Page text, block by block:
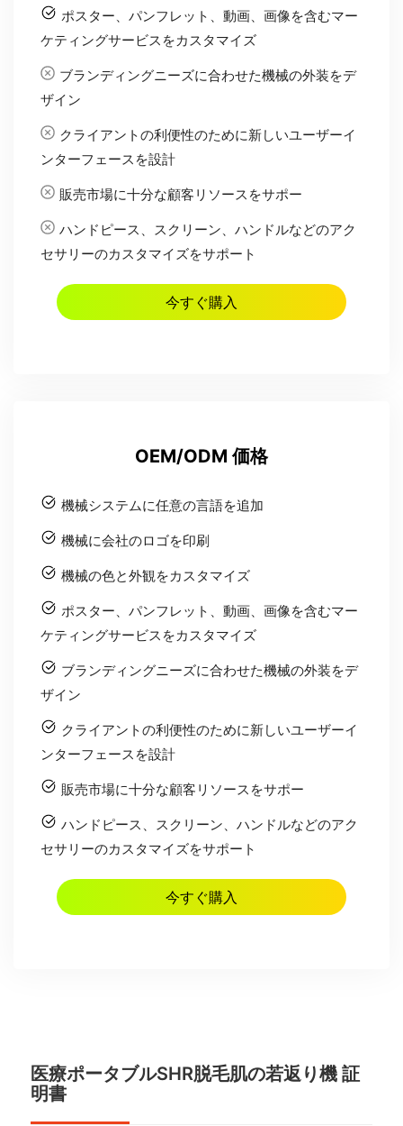
ポスター、パンフレット、動画、画像を含むマー
ケティングサービスをカスタマイズ
ブランディングニーズに合わせた機械の外装をデ
ザイン
クライアントの利便性のために新しいユーザーイ
ンターフェースを設計
販売市場に十分な顧客リソースをサポー
ハンドピース、スクリーン、ハンドルなどのアク
セサリーのカスタマイズをサポート
今すぐ購入
OEM/ODM 価格
機械システムに任意の言語を追加
機械に会社のロゴを印刷
機械の色と外観をカスタマイズ
ポスター、パンフレット、動画、画像を含むマー
ケティングサービスをカスタマイズ
ブランディングニーズに合わせた機械の外装をデ
ザイン
クライアントの利便性のために新しいユーザーイ
ンターフェースを設計
販売市場に十分な顧客リソースをサポー
ハンドピース、スクリーン、ハンドルなどのアク
セサリーのカスタマイズをサポート
今すぐ購入
医療ポータブルSHR脱毛肌の若返り機 証
明書